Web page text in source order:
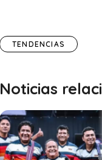
TENDENCIAS
Noticias